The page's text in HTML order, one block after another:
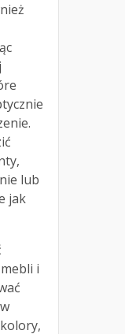
lub
jak
i